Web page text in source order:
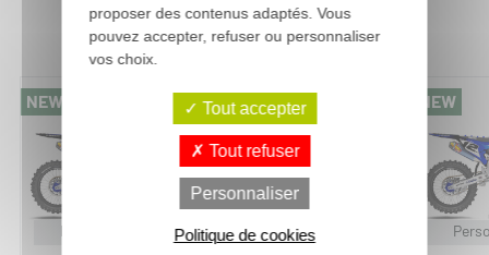
Vous aimerez aussi :
NEW
Personnalisable
NEW
proposer des contenus adaptés. Vous
pouvez accepter, refuser ou personnaliser
vos choix.
Tout accepter
Tout refuser
Personnaliser
Politique de cookies